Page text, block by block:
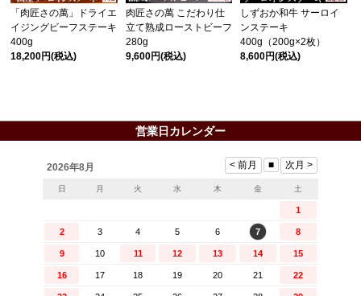
「肉匠さの萬」ドライエ
イジングビーフステーキ
400g
18,200円(税込)
肉匠さの萬 こだわり仕
立て熟成ローストビーフ
280g
9,600円(税込)
しずおか和牛 サーロイ
ンステーキ
400g（200g×2枚）
8,600円(税込)
営業日カレンダー